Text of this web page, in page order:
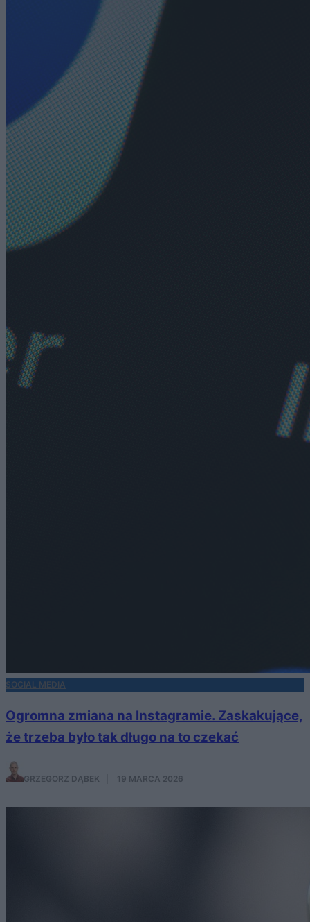
SOCIAL MEDIA
Ogromna zmiana na Instagramie. Zaskakujące,
że trzeba było tak długo na to czekać
GRZEGORZ DĄBEK 19 MARCA 2026